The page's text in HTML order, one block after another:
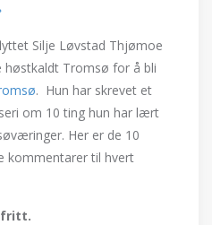
Silje Løvstad Thjømoe
høstkaldt Tromsø for å bli
. Hun har skrevet et
om 10 ting hun har lært
Her er de 10
kommentarer til hvert